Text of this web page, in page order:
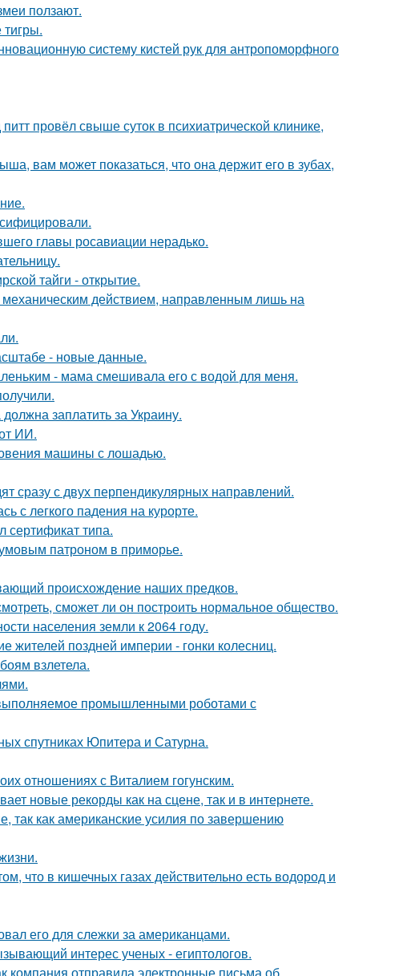
ползают.
систему кистей рук для антропоморфного
провёл свыше суток в психиатрической клинике,
вам может показаться, что она держит его в зубах,
главы росавиации нерадько.
тайги - открытие.
действием, направленным лишь на
- новые данные.
- мама смешивала его с водой для меня.
заплатить за Украину.
ИИ.
машины с лошадью.
сразу с двух перпендикулярных направлений.
с легкого падения на курорте.
сертификат типа.
патроном в приморье.
происхождение наших предков.
сможет ли он построить нормальное общество.
населения земли к 2064 году.
поздней империи - гонки колесниц.
взлетела.
промышленными роботами с
спутниках Юпитера и Сатурна.
отношениях с Виталием гогунским.
новые рекорды как на сцене, так и в интернете.
так как американские усилия по завершению
что в кишечных газах действительно есть водород и
его для слежки за американцами.
интерес ученых - египтологов.